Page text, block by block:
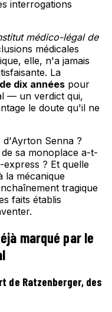
interrogations
médico-légal de
médicales
elle, n'a jamais
La
dix années pour
— un verdict qui,
le doute qu'il ne
Senna ?
sa monoplace a-t-
? Et quelle
la mécanique
tragique
faits établis
marqué par le
de Ratzenberger, des